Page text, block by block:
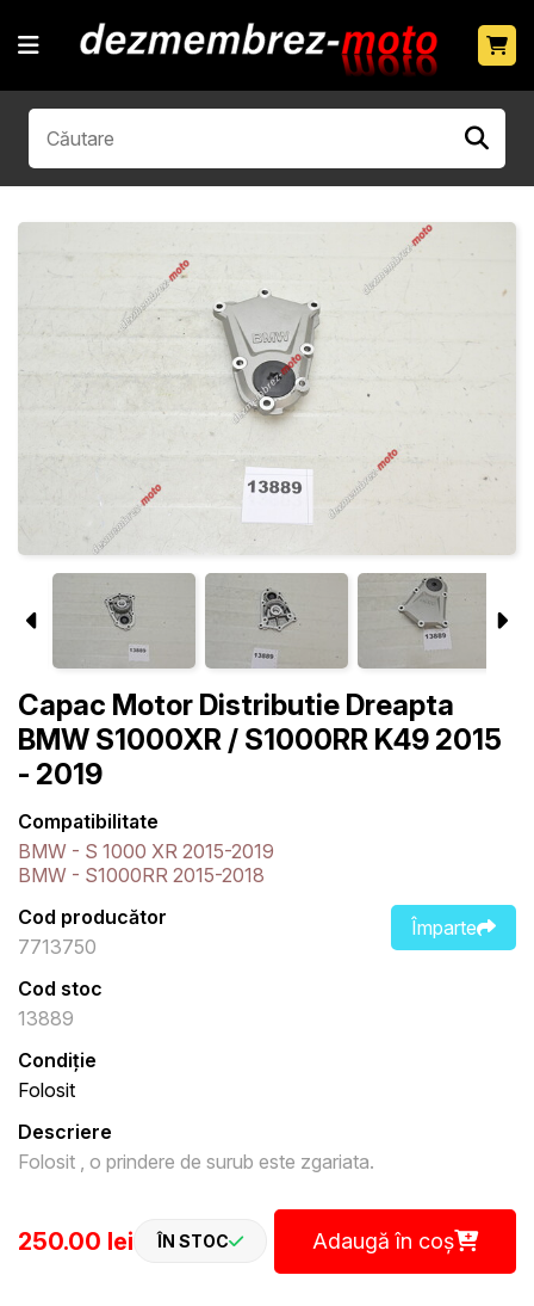
Capac Motor Distributie Dreapta
BMW S1000XR / S1000RR K49 2015
- 2019
Compatibilitate
BMW - S 1000 XR 2015-2019
BMW - S1000RR 2015-2018
Împarte
Cod producător
7713750
Cod stoc
13889
Condiție
Folosit
Descriere
Folosit , o prindere de surub este zgariata.
250.00 lei ÎN STOC Adaugă în coș